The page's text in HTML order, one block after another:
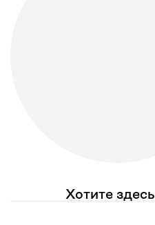
Хотите здесь